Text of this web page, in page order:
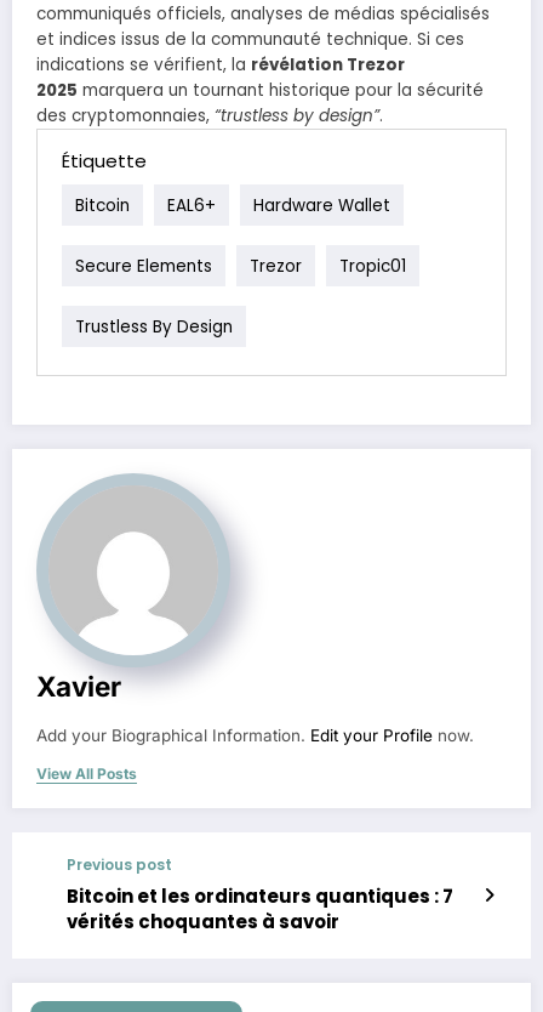
communiqués officiels, analyses de médias spécialisés
et indices issus de la communauté technique. Si ces
indications se vérifient, la révélation Trezor
2025 marquera un tournant historique pour la sécurité
des cryptomonnaies, “trustless by design”.
Étiquette
Bitcoin EAL6+ Hardware Wallet
Secure Elements Trezor Tropic01
Trustless By Design
Xavier
Add your Biographical Information. Edit your Profile now.
View All Posts
Previous post
Bitcoin et les ordinateurs quantiques : 7
vérités choquantes à savoir